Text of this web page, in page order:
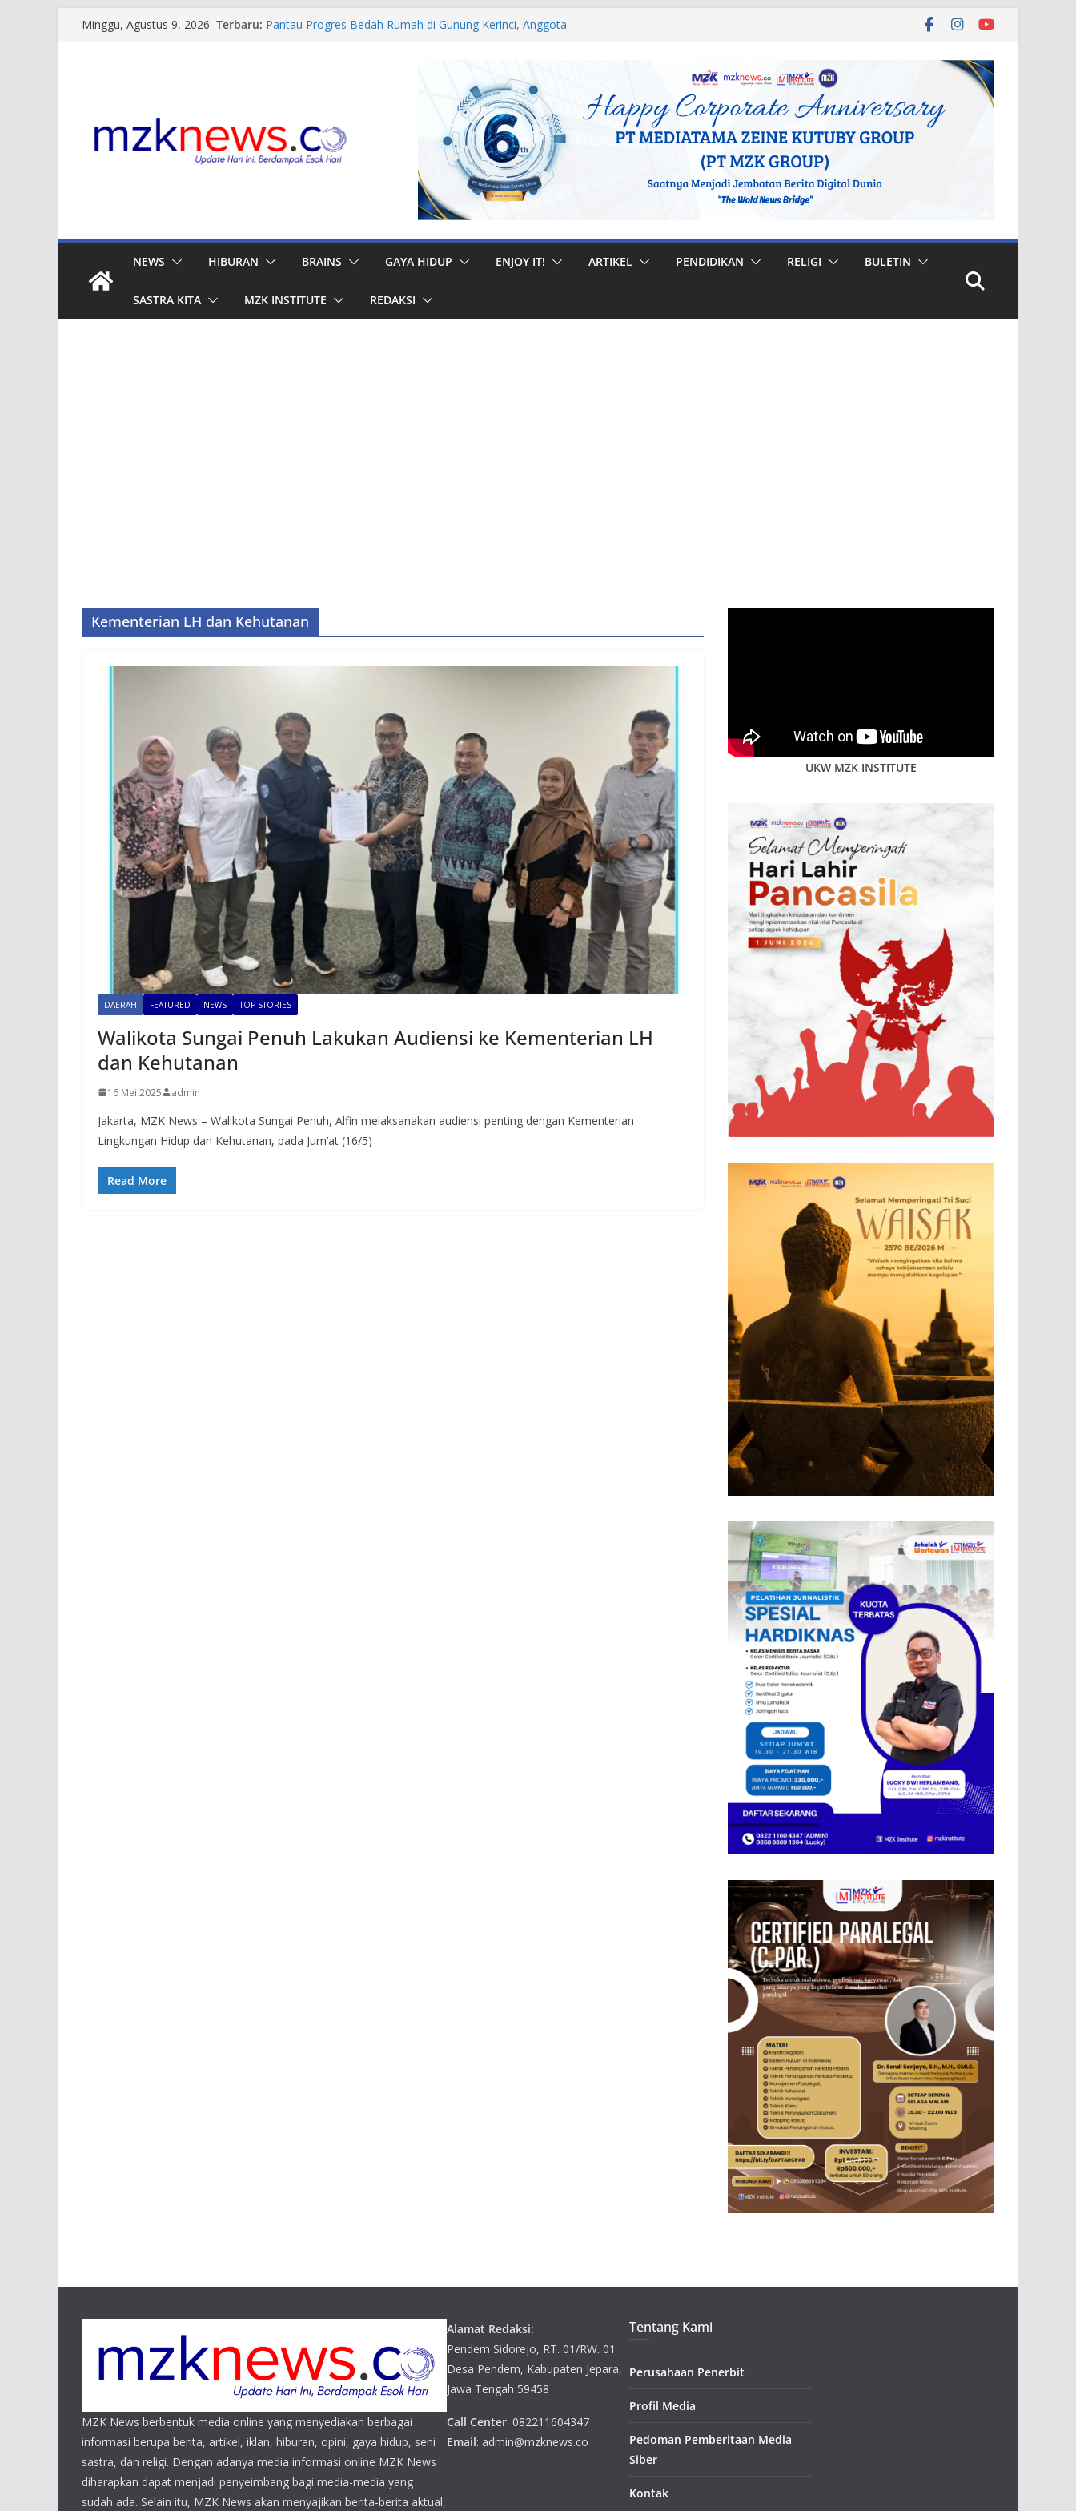
Minggu, Agustus 9, 2026 Terbaru: Pantau Progres Bedah Rumah di Gunung Kerinci, Anggota
Sosialisasi Perda Nomor 4 Tahun 2023 di Ketaping, Sitti Izzati
Aziz Ajak Warga Bangun Budaya Sadar Bencana
Sosialisasi Perda Nomor 5 Tahun 2020, Ketua DPRD Sumbar
Muhidi Tekankan Pentingnya Kolaborasi Menjaga Ketertiban
Dominasi Evakuasi Ular dan Tawon, Damkar Sungai Penuh
Tangani 26 Kasus Non-Kebakaran
NEWS HIBURAN BRAINS GAYA HIDUP ENJOY IT! ARTIKEL PENDIDIKAN RELIGI BULETIN
SASTRA KITA MZK INSTITUTE REDAKSI
Kementerian LH dan Kehutanan
DAERAH FEATURED NEWS TOP STORIES
Walikota Sungai Penuh Lakukan Audiensi ke Kementerian LH
dan Kehutanan
16 Mei 2025 admin
Jakarta, MZK News – Walikota Sungai Penuh, Alfin melaksanakan audiensi penting dengan Kementerian
Lingkungan Hidup dan Kehutanan, pada Jum’at (16/5)
Read More
UKW MZK INSTITUTE
MZK News berbentuk media online yang menyediakan berbagai
informasi berupa berita, artikel, iklan, hiburan, opini, gaya hidup, seni
sastra, dan religi. Dengan adanya media informasi online MZK News
diharapkan dapat menjadi penyeimbang bagi media-media yang
sudah ada. Selain itu, MZK News akan menyajikan berita-berita aktual,
Alamat Redaksi:
Pendem Sidorejo, RT. 01/RW. 01
Desa Pendem, Kabupaten Jepara,
Jawa Tengah 59458
Call Center: 082211604347
Email: admin@mzknews.co
Tentang Kami
Perusahaan Penerbit
Profil Media
Pedoman Pemberitaan Media
Siber
Kontak